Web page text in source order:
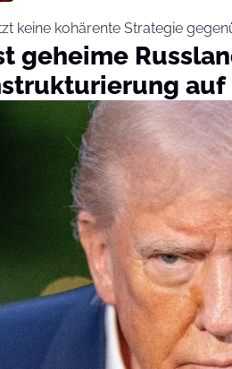
keine kohärente Strategie
geheime
auf